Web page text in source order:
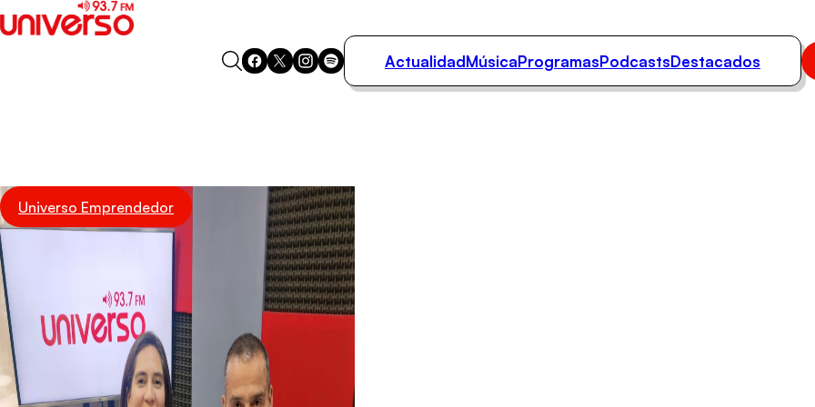
Podcasts
Destacados
ActualidadMúsicaProgramasPodcastsDestacados
Universo Emprendedor